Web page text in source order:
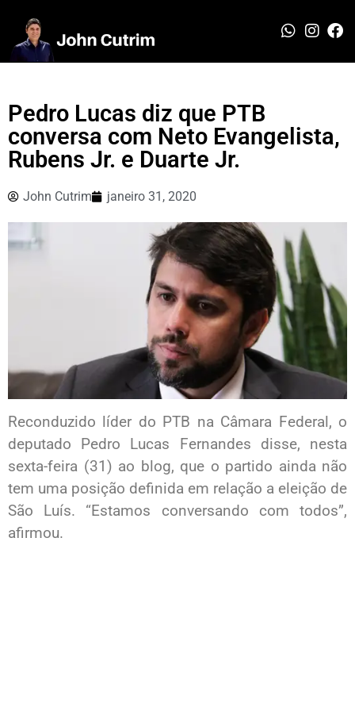
Pedro Lucas diz que PTB
conversa com Neto Evangelista,
Rubens Jr. e Duarte Jr.
John Cutrim janeiro 31, 2020
Reconduzido líder do PTB na Câmara Federal, o
deputado Pedro Lucas Fernandes disse, nesta
sexta-feira (31) ao blog, que o partido ainda não
tem uma posição definida em relação a eleição de
São Luís. “Estamos conversando com todos”,
afirmou.